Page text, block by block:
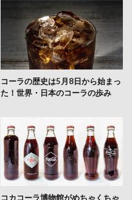
コーラの歴史は5月8日から始まっ
た！世界・日本のコーラの歩み
コカコーラ博物館がめちゃくちゃ